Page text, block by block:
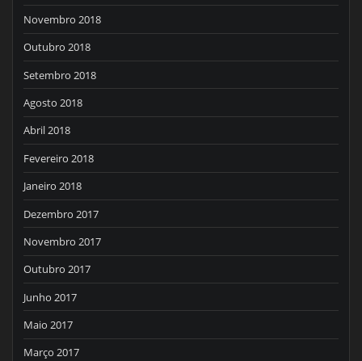
Novembro 2018
Outubro 2018
Setembro 2018
Agosto 2018
Abril 2018
Fevereiro 2018
Janeiro 2018
Dezembro 2017
Novembro 2017
Outubro 2017
Junho 2017
Maio 2017
Março 2017